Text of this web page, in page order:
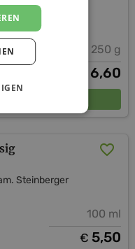
Steinberger
100 g - 250 g
6,60
Steinberger
100 ml
€ 5,50